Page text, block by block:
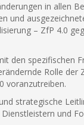
in allen
und
– ZfP 4.0
den spezifischen
Rolle
voranzutreiben.
strategische
und